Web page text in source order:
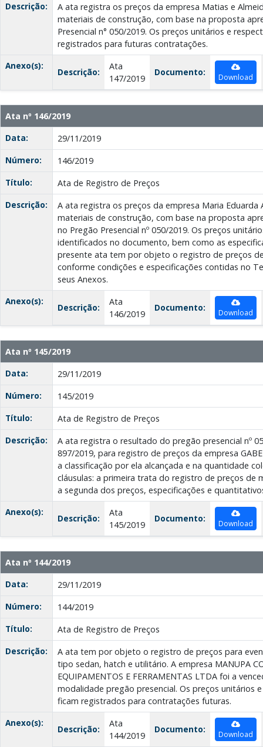
Descrição:
A ata registra os preços da empresa Matias e
materiais de construção, com base na proposta
Presencial n° 050/2019. Os preços unitários e
registrados para futuras contratações.
Anexo(s):
Descrição:
Ata
147/2019
Documento: Download
Ata nº 146/2019
Data:
29/11/2019
Número:
146/2019
Título:
Ata de Registro de Preços
Descrição:
A ata registra os preços da empresa Maria Eduarda
materiais de construção, com base na proposta
no Pregão Presencial nº 050/2019. Os preços
identificados no documento, bem como as
presente ata tem por objeto o registro de preços
conforme condições e especificações contidas no
seus Anexos.
Anexo(s):
Descrição:
Ata
146/2019
Documento: Download
Ata nº 145/2019
Data:
29/11/2019
Número:
145/2019
Título:
Ata de Registro de Preços
Descrição:
A ata registra o resultado do pregão presencial nº
897/2019, para registro de preços da empresa
a classificação por ela alcançada e na quantidade
cláusulas: a primeira trata do registro de preços de
a segunda dos preços, especificações e
Anexo(s):
Descrição:
Ata
145/2019
Documento: Download
Ata nº 144/2019
Data:
29/11/2019
Número:
144/2019
Título:
Ata de Registro de Preços
Descrição:
A ata tem por objeto o registro de preços para
tipo sedan, hatch e utilitário. A empresa MANUPA
EQUIPAMENTOS E FERRAMENTAS LTDA foi a
modalidade pregão presencial. Os preços unitários
ficam registrados para contratações futuras.
Anexo(s):
Descrição:
Ata
144/2019
Documento: Download